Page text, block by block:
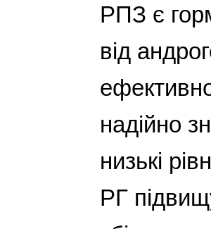
РПЗ є
від
надійно
низькі
РГ